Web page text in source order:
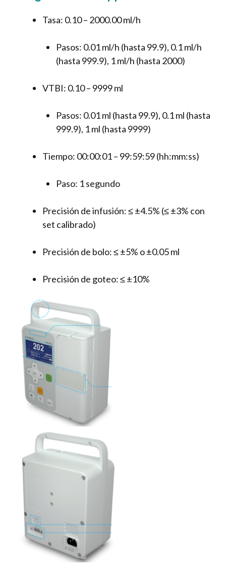
Tasa: 0.10 – 2000.00 ml/h
Pasos: 0.01 ml/h (hasta 99.9), 0.1 ml/h
(hasta 999.9), 1 ml/h (hasta 2000)
VTBI: 0.10 – 9999 ml
Pasos: 0.01 ml (hasta 99.9), 0.1 ml (hasta
999.9), 1 ml (hasta 9999)
Tiempo: 00:00:01 – 99:59:59 (hh:mm:ss)
Paso: 1 segundo
Precisión de infusión: ≤ ±4.5% (≤ ±3% con
set calibrado)
Precisión de bolo: ≤ ±5% o ±0.05 ml
Precisión de goteo: ≤ ±10%